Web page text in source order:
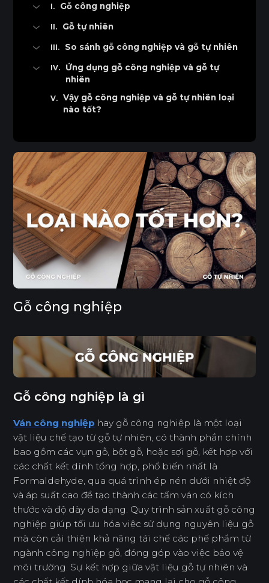
Gỗ công nghiệp
Gỗ công nghiệp là gì
Các loại gỗ công nghiệp
Nhược điểm
Gỗ tự nhiên
Gỗ tự nhiên là gì
Phân loại gỗ tự nhiên
Ưu điểm
Nhược điểm
So sánh gỗ công nghiệp và gỗ tự nhiên
Nguồn gốc và cấu trúc
Phong phú chủng loại
Tính thẩm mỹ và hương thơm tự nhiên
Khả năng giãn nở và chống cong vênh
Khả năng chống ẩm
Độ bền
Tính bền vững
Giá thành
Ứng dụng gỗ công nghiệp và gỗ tự
nhiên
Ứng dụng gỗ công nghiệp
Ứng dụng gỗ tự nhiên
Vậy gỗ công nghiệp và gỗ tự nhiên loại
nào tốt?
Gỗ công nghiệp
Gỗ công nghiệp là gì
Ván công nghiệp hay gỗ công nghiệp là một loại
vật liệu chế tạo từ gỗ tự nhiên, có thành phần chính
bao gồm các vụn gỗ, bột gỗ, hoặc sợi gỗ, kết hợp với
các chất kết dính tổng hợp, phổ biến nhất là
Formaldehyde, qua quá trình ép nén dưới nhiệt độ
và áp suất cao để tạo thành các tấm ván có kích
thước và độ dày đa dạng. Quy trình sản xuất gỗ công
nghiệp giúp tối ưu hóa việc sử dụng nguyên liệu gỗ
mà còn cải thiện khả năng tái chế các phế phẩm từ
ngành công nghiệp gỗ, đóng góp vào việc bảo vệ
môi trường. Sự kết hợp giữa vật liệu gỗ tự nhiên và